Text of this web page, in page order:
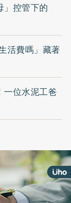
」控管下的
活費嗎」藏著
一位水泥工爸